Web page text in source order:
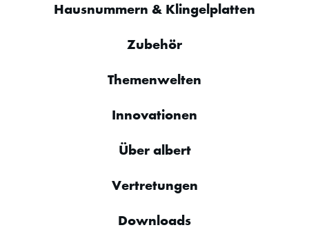
Hausnummern & Klingelplatten
Zubehör
Themenwelten
Innovationen
Über albert
Vertretungen
Downloads